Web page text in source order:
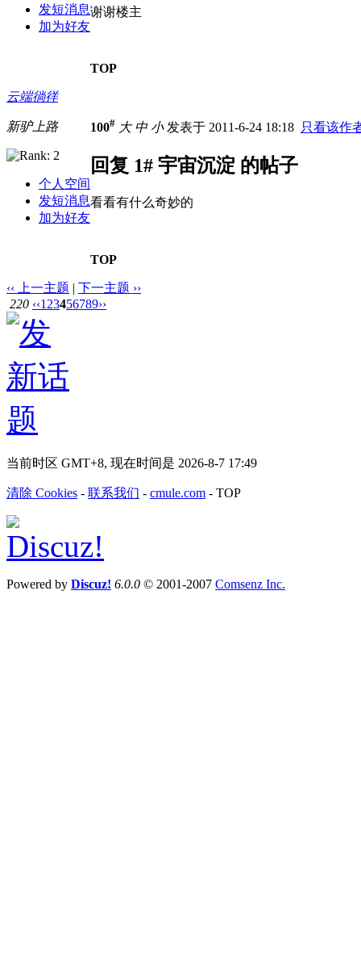
发短消息
加为好友
谢谢楼主
TOP
云端徜徉
新驴上路
个人空间
发短消息
加为好友
100# 大 中 小发表于 2011-6-24 18:18 只看该作
回复 1# 宇宙沉淀 的帖子
看看有什么奇妙的
TOP
‹‹ 上一主题 | 下一主题 ››
220 ‹‹1 23456789››
当前时区 GMT+8, 现在时间是 2026-8-7 17:49
清除 Cookies - 联系我们 - cmule.com - TOP
Powered by Discuz! 6.0.0 © 2001-2007 Comsenz Inc.